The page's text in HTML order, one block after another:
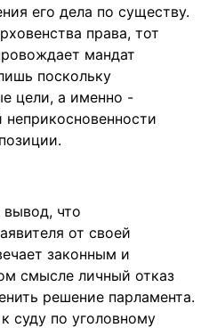
его дела по существу.
права, тот
мандат
поскольку
цели, а именно -
неприкосновенности
вывод, что
от своей
законным и
смысле личный отказ
решение парламента.
суду по уголовному